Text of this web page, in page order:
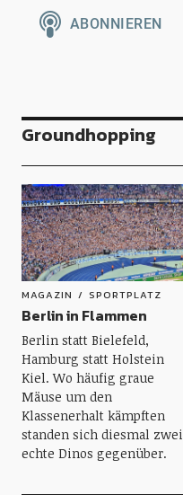
Groundhopping
MAGAZIN SPORTPLATZ
Berlin in Flammen
Berlin statt Bielefeld,
Hamburg statt Holstein
Kiel. Wo häufig graue
Mäuse um den
Klassenerhalt kämpften
standen sich diesmal zwei
echte Dinos gegenüber.